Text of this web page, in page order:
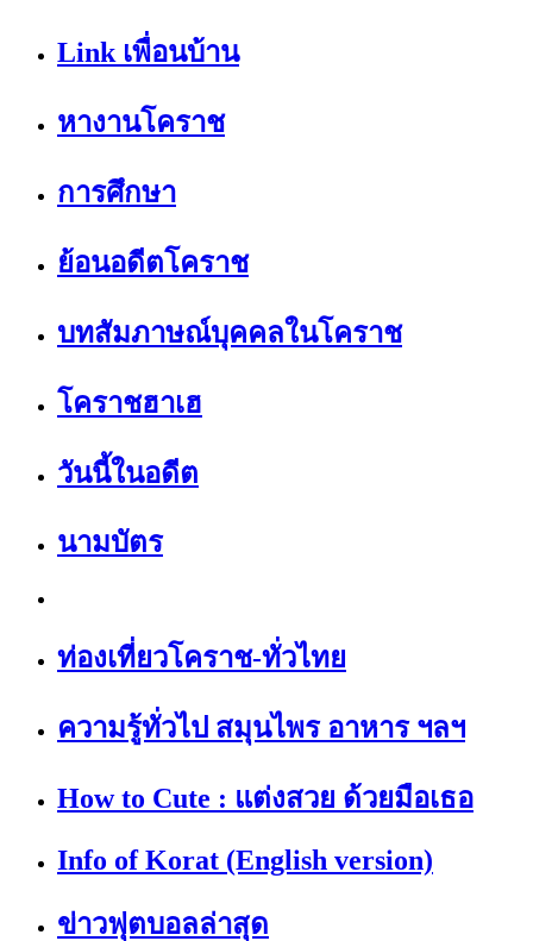
Link เพื่อนบ้าน
หางานโคราช
การศึกษา
ย้อนอดีตโคราช
บทสัมภาษณ์บุคคลในโคราช
โคราชฮาเฮ
วันนี้ในอดีต
นามบัตร
ท่องเที่ยวโคราช-ทั่วไทย
ความรู้ทั่วไป สมุนไพร อาหาร ฯลฯ
How to Cute : แต่งสวย ด้วยมือเธอ
Info of Korat (English version)
ข่าวฟุตบอลล่าสุด